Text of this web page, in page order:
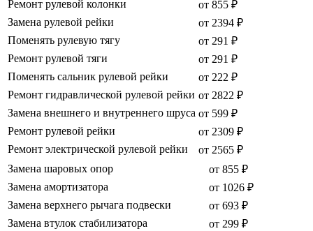
Ремонт рулевой колонки
от 855 ₽
Замена рулевой рейки
от 2394 ₽
Поменять рулевую тягу
от 291 ₽
Ремонт рулевой тяги
от 291 ₽
Поменять сальник рулевой рейки
от 222 ₽
Ремонт гидравлической рулевой рейки от 2822 ₽
Замена внешнего и внутреннего шруса от 599 ₽
Ремонт рулевой рейки
от 2309 ₽
Ремонт электрической рулевой рейки
от 2565 ₽
Замена шаровых опор
от 855 ₽
Замена амортизатора
от 1026 ₽
Замена верхнего рычага подвески
от 693 ₽
Замена втулок стабилизатора
от 299 ₽